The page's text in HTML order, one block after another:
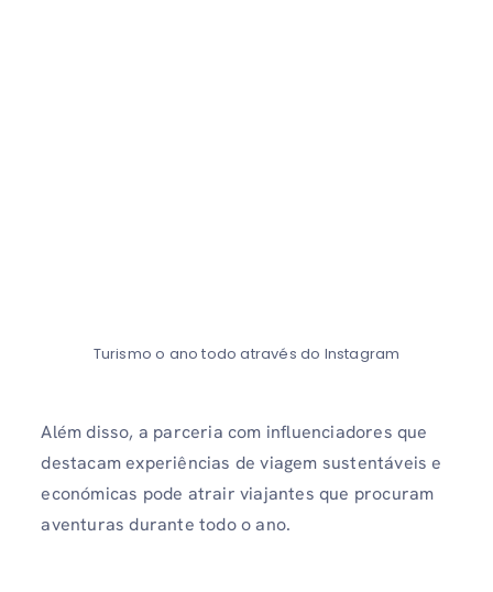
Turismo o ano todo através do Instagram
Além disso, a parceria com influenciadores que
destacam experiências de viagem sustentáveis ​​e
económicas pode atrair viajantes que procuram
aventuras durante todo o ano.